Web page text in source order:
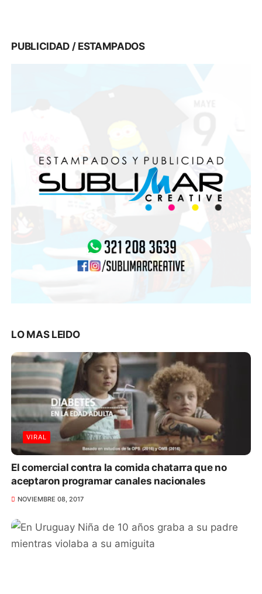
PUBLICIDAD / ESTAMPADOS
LO MAS LEIDO
VIRAL
El comercial contra la comida chatarra que no
aceptaron programar canales nacionales
NOVIEMBRE 08, 2017